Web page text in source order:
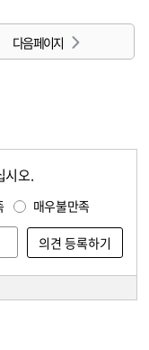
다음 페이지
시오.
매우불만족